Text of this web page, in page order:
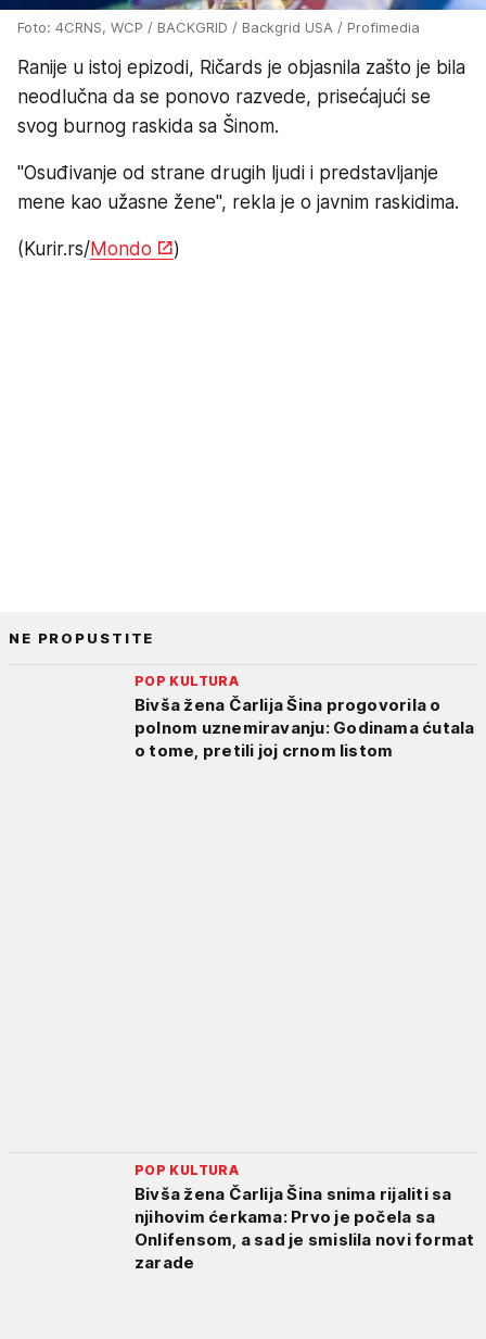
Foto: 4CRNS, WCP / BACKGRID / Backgrid USA / Profimedia
Ranije u istoj epizodi, Ričards je objasnila zašto je bila
neodlučna da se ponovo razvede, prisećajući se
svog burnog raskida sa Šinom.
"Osuđivanje od strane drugih ljudi i predstavljanje
mene kao užasne žene", rekla je o javnim raskidima.
(Kurir.rs/Mondo )
NE PROPUSTITE
POP KULTURA
Bivša žena Čarlija Šina progovorila o
polnom uznemiravanju: Godinama ćutala
o tome, pretili joj crnom listom
POP KULTURA
Bivša žena Čarlija Šina snima rijaliti sa
njihovim ćerkama: Prvo je počela sa
Onlifensom, a sad je smislila novi format
zarade